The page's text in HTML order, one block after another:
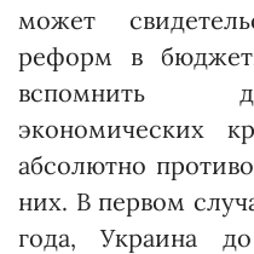
может
реформ в
вспомнить
экономических
абсолютно
них. В первом
года, Украина